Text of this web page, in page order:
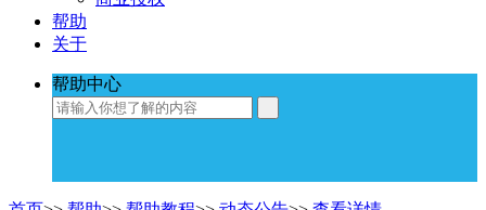
帮助
关于
帮助中心